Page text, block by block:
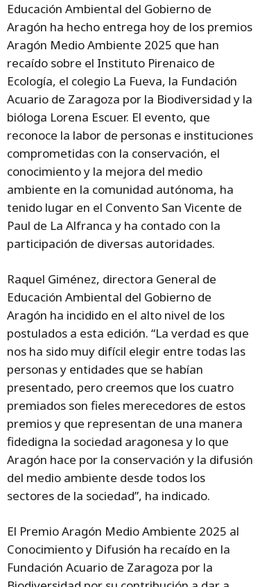
Educación Ambiental del Gobierno de
Aragón ha hecho entrega hoy de los premios
Aragón Medio Ambiente 2025 que han
recaído sobre el Instituto Pirenaico de
Ecología, el colegio La Fueva, la Fundación
Acuario de Zaragoza por la Biodiversidad y la
bióloga Lorena Escuer. El evento, que
reconoce la labor de personas e instituciones
comprometidas con la conservación, el
conocimiento y la mejora del medio
ambiente en la comunidad autónoma, ha
tenido lugar en el Convento San Vicente de
Paul de La Alfranca y ha contado con la
participación de diversas autoridades.
Raquel Giménez, directora General de
Educación Ambiental del Gobierno de
Aragón ha incidido en el alto nivel de los
postulados a esta edición. “La verdad es que
nos ha sido muy difícil elegir entre todas las
personas y entidades que se habían
presentado, pero creemos que los cuatro
premiados son fieles merecedores de estos
premios y que representan de una manera
fidedigna la sociedad aragonesa y lo que
Aragón hace por la conservación y la difusión
del medio ambiente desde todos los
sectores de la sociedad”, ha indicado.
El Premio Aragón Medio Ambiente 2025 al
Conocimiento y Difusión ha recaído en la
Fundación Acuario de Zaragoza por la